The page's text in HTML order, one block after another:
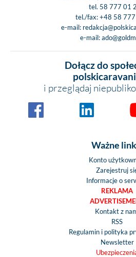
tel. 58 777 01
tel./fax:+48 58
e-mail:
e-mail:
Dołącz do
i przeglądaj
Ważne
Konto
Zarejestruj
Informacje o
REKLAMA
Kontakt z
RSS
Regulamin i polityka
Newsletter